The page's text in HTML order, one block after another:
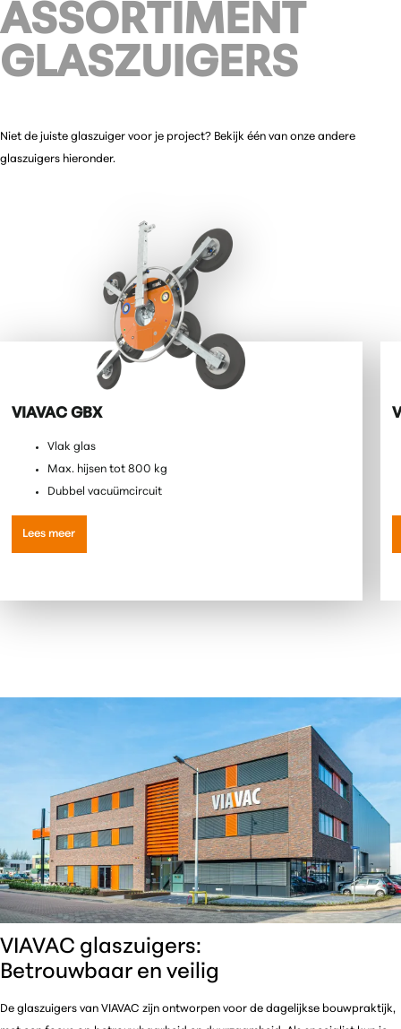
ASSORTIMENT
GLASZUIGERS
Niet de juiste glaszuiger voor je project? Bekijk één van onze andere
glaszuigers hieronder.
VIAVAC GBX
Vlak glas
Max. hijsen tot 800 kg
Dubbel vacuümcircuit
Lees meer
VIAVAC glaszuigers:
Betrouwbaar en veilig
De glaszuigers van VIAVAC zijn ontworpen voor de dagelijkse bouwpraktijk,